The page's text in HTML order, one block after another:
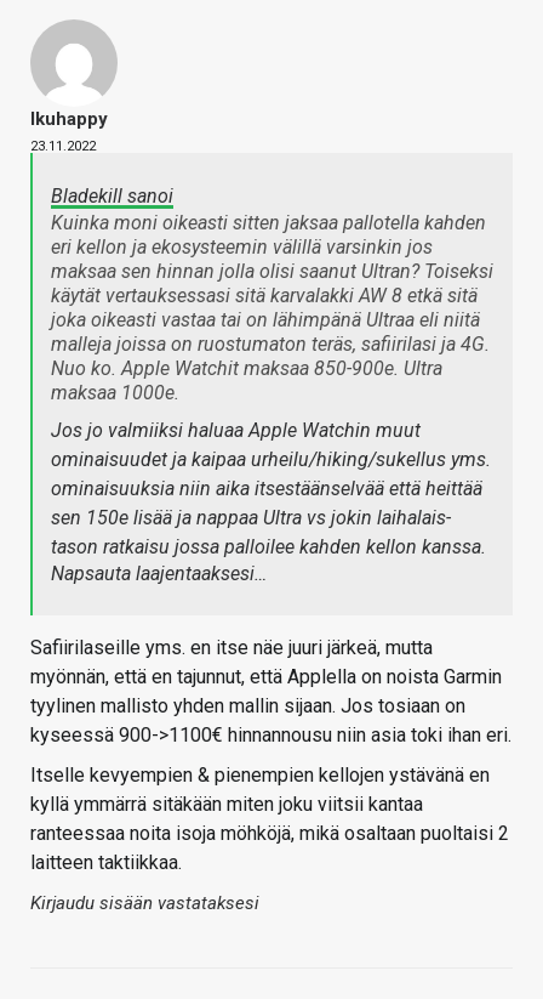
Ikuhappy
23.11.2022
Bladekill sanoi
Kuinka moni oikeasti sitten jaksaa pallotella kahden
eri kellon ja ekosysteemin välillä varsinkin jos
maksaa sen hinnan jolla olisi saanut Ultran? Toiseksi
käytät vertauksessasi sitä karvalakki AW 8 etkä sitä
joka oikeasti vastaa tai on lähimpänä Ultraa eli niitä
malleja joissa on ruostumaton teräs, safiirilasi ja 4G.
Nuo ko. Apple Watchit maksaa 850-900e. Ultra
maksaa 1000e.
Jos jo valmiiksi haluaa Apple Watchin muut
ominaisuudet ja kaipaa urheilu/hiking/sukellus yms.
ominaisuuksia niin aika itsestäänselvää että heittää
sen 150e lisää ja nappaa Ultra vs jokin laihalais-
tason ratkaisu jossa palloilee kahden kellon kanssa.
Napsauta laajentaaksesi…
Safiirilaseille yms. en itse näe juuri järkeä, mutta
myönnän, että en tajunnut, että Applella on noista Garmin
tyylinen mallisto yhden mallin sijaan. Jos tosiaan on
kyseessä 900->1100€ hinnannousu niin asia toki ihan eri.
Itselle kevyempien & pienempien kellojen ystävänä en
kyllä ymmärrä sitäkään miten joku viitsii kantaa
ranteessaa noita isoja möhköjä, mikä osaltaan puoltaisi 2
laitteen taktiikkaa.
Kirjaudu sisään vastataksesi